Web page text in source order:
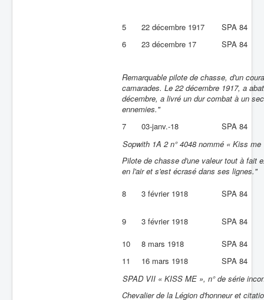
5 22 décembre 1917
SPA 84
6
23 décembre 17 SPA 84
Remarquable pilote de chasse, d'un
camarades. Le 22 décembre 1917, a
décembre, a livré un dur combat à un
ennemies."
7
03-janv.-18
SPA 84
Sopwith 1A 2 n° 4048 nommé « Kiss
Pilote de chasse d'une valeur tout à fait
en l'air et s'est écrasé dans ses lignes."
8
3 février 1918 SPA 84
9 3 février 1918
SPA 84
10
8 mars 1918
SPA 84
11
16 mars 1918
SPA 84
SPAD VII « KISS ME », n° de série
Chevalier de la Légion d'honneur et